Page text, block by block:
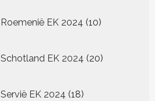
Roemenië EK 2024 1010
Schotland EK 2024 20
producten
Servië EK 2024 1818